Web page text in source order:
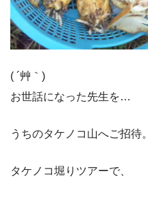
( ´艸｀)
お世話になった先生を…
うちのタケノコ山へご招待。
タケノコ堀りツアーで、